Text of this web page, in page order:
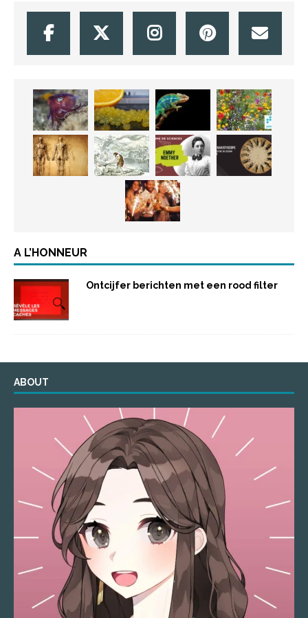
A L’HONNEUR
Ontcijfer berichten met een rood filter
ABOUT